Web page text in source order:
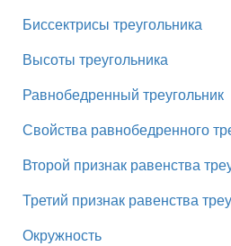
Биссектрисы треугольника
Высоты треугольника
Равнобедренный треугольник
Свойства равнобедренного
Второй признак равенства
Третий признак равенства
Окружность